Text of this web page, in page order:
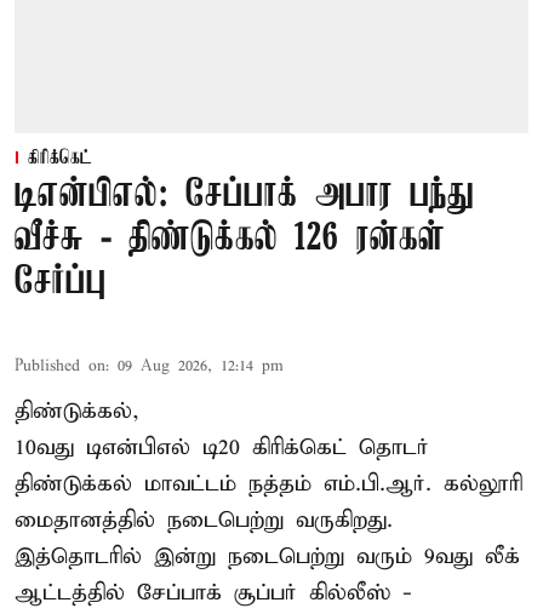
கிரிக்கெட்
டிஎன்பிஎல்: சேப்பாக் அபார பந்து
வீச்சு - திண்டுக்கல் 126 ரன்கள்
சேர்ப்பு
Published on: 09 Aug 2026, 12:14 pm
திண்டுக்கல்,
10வது டிஎன்பிஎல் டி20 கிரிக்கெட் தொடர்
திண்டுக்கல் மாவட்டம் நத்தம் எம்.பி.ஆர். கல்லூரி
மைதானத்தில் நடைபெற்று வருகிறது.
இத்தொடரில் இன்று நடைபெற்று வரும் 9வது லீக்
ஆட்டத்தில் சேப்பாக் சூப்பர் கில்லீஸ் -